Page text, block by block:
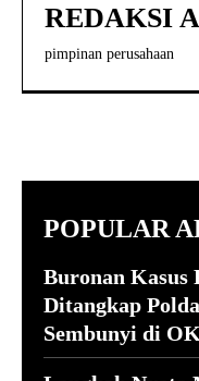
REDAKSI
pimpinan perusahaan
POPULAR
Buronan Kasus
Ditangkap
Sembunyi di